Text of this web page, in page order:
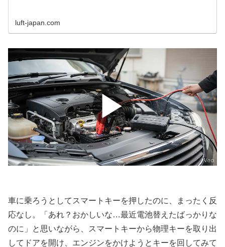
luft-japan.com
▶
車に乗ろうとしてスマートキーを押したのに、まったく反
応なし。「あれ？おかしいな…最近電池替えたばっかりな
のに」と思いながら、スマートキーから物理キーを取り出
してドアを開け、エンジンをかけようとキーを回してみて